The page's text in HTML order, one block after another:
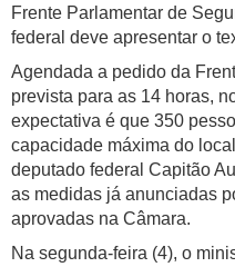
Frente Parlamentar de
federal deve apresentar o
Agendada a pedido da
prevista para as 14 horas,
expectativa é que 350
capacidade máxima do
deputado federal Capitão
as medidas já anunciadas
aprovadas na Câmara.
Na segunda-feira (4), o